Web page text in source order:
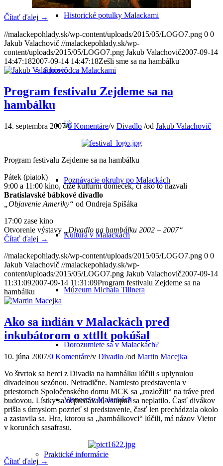
Historické potulky Malackami
Sprievodca Malackami
Poznávacie okruhy po Malackách
Kultúra v Malackách
Múzeum Michala Tillnera
Dorozumiete sa v Malackách?
Vianoce v Malackách
Praktické informácie
Čítať ďalej →
//malackepohlady.sk/wp-content/uploads/2015/05/LOGO7.png 0 0
Jakub Valachovič //malackepohlady.sk/wp-
content/uploads/2015/05/LOGO7.png Jakub Valachovič2007-09-14
14:47:182007-09-14 14:47:18Zešli sme sa na hambálku
Program festivalu Zejdeme sa na
hambálku
14. septembra 2007/0 Komentáre/v Divadlo /od Jakub Valachovič
Program festivalu Zejdeme sa na hambálku
Pátek (piatok)
9:00 a 11:00 kino, čiže kultúrni domeček, či ako to nazvali
Bratislavské bábkové divadlo
„Objavenie Ameriky“ od Ondreja Spišáka
17:00 zase kino
Otvorenie výstavy
„Divadlo na hambálku 2002 – 2007“
Čítať ďalej →
//malackepohlady.sk/wp-content/uploads/2015/05/LOGO7.png 0 0
Jakub Valachovič //malackepohlady.sk/wp-
content/uploads/2015/05/LOGO7.png Jakub Valachovič2007-09-14
11:31:092007-09-14 11:31:09Program festivalu Zejdeme sa na
hambálku
Ako sa indián v Malackách pred
inkubátorom o xttllt pokúšal
10. júna 2007/0 Komentáre/v Divadlo /od Martin Macejka
Vo štvrtok sa herci z Divadla na hambálku lúčili s uplynulou
divadelnou sezónou. Netradične. Namiesto predstavenia v
priestoroch Spoločenského domu MCK sa „rozložili“ na tráve pred
budovou. Lístky sa nepredávali, vstupné sa neplatilo. Časť divákov
prišla s úmyslom pozrieť si predstavenie, časť len prechádzala okolo
a zastavila sa. Hra, ktorou sa „hambálkovci“ lúčili, má názov Vietor
v korunách sasafrasu.
Čítať ďalej →